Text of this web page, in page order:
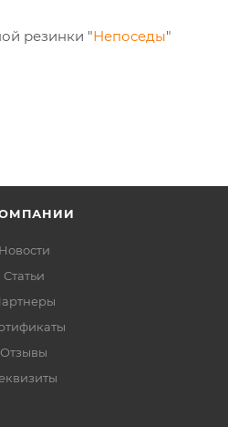
резинки "Непоседы"
Новости
Статьи
Отзывы